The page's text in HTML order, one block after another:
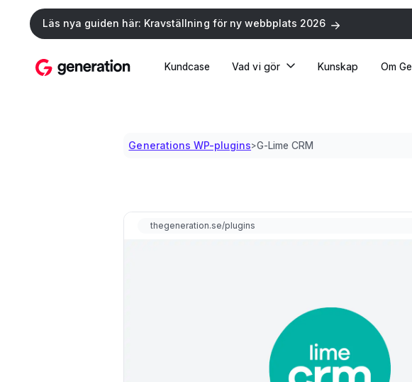
Läs nya guiden här: Kravställning för ny webbplats 2026
Kundcase Vad vi gör Kunskap Om
Generations WP-plugins>G-Lime CRM